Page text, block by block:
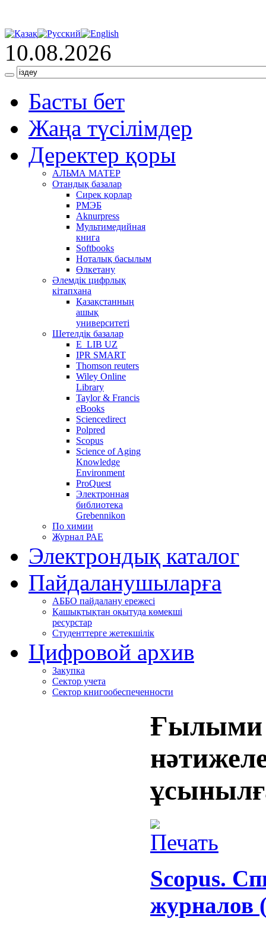
10.08.2026
Басты бет
Жаңа түсілімдер
Деректер қоры
АЛЬМА МАТЕР
Отандық базалар
Сирек қорлар
РМЭБ
Аknurpress
Мультимедийная
книга
Softbooks
Ноталық басылым
Өлкетану
Әлемдік цифрлық
кітапхана
Қазақстанның
ашық
университеті
Шетелдік базалар
E_LIB UZ
IPR SMART
Thomson reuters
Wiley Online
Library
Taylor & Francis
eBooks
Sciencedirect
Polpred
Scopus
Science of Aging
Knowledge
Environment
ProQuest
Электронная
библиотека
Grebennikon
По химии
Журнал РАЕ
Электрондық каталог
Пайдаланушыларға
АББО пайдалану ережесі
Қашықтықтан оқытуда көмекші
ресурстар
Студенттерге жетекшілік
Цифровой архив
Закупка
Сектор учета
Сектор книгообеспеченности
Ғылыми
Scopus.
журналов